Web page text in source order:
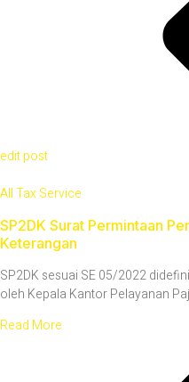
edit post
All Tax Service
SP2DK Surat Permintaan
Keterangan
SP2DK sesuai SE 05/2022
oleh Kepala Kantor Pelayanan
Read More